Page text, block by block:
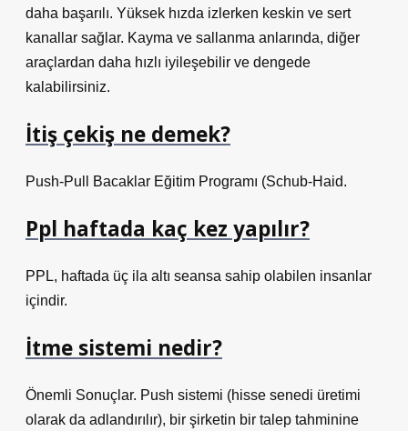
daha başarılı. Yüksek hızda izlerken keskin ve sert
kanallar sağlar. Kayma ve sallanma anlarında, diğer
araçlardan daha hızlı iyileşebilir ve dengede
kalabilirsiniz.
İtiş çekiş ne demek?
Push-Pull Bacaklar Eğitim Programı (Schub-Haid.
Ppl haftada kaç kez yapılır?
PPL, haftada üç ila altı seansa sahip olabilen insanlar
içindir.
İtme sistemi nedir?
Önemli Sonuçlar. Push sistemi (hisse senedi üretimi
olarak da adlandırılır), bir şirketin bir talep tahminine